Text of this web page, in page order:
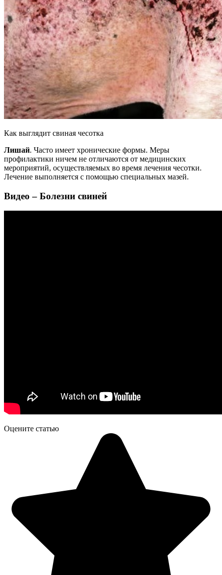
Как выглядит свиная чесотка
Лишай. Часто имеет хронические формы. Меры
профилактики ничем не отличаются от медицинских
мероприятий, осуществляемых во время лечения чесотки.
Лечение выполняется с помощью специальных мазей.
Видео – Болезни свиней
Оцените статью